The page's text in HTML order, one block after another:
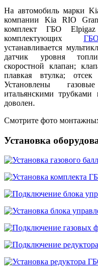
На автомобиль марки
компании Kia RIO
комплект ГБО
комплектующих
устанавливается
датчик уровня
скоростной клапан;
плавкая втулка;
Установлены
итальянскими трубками
доволен.
Смотрите фото
Установка